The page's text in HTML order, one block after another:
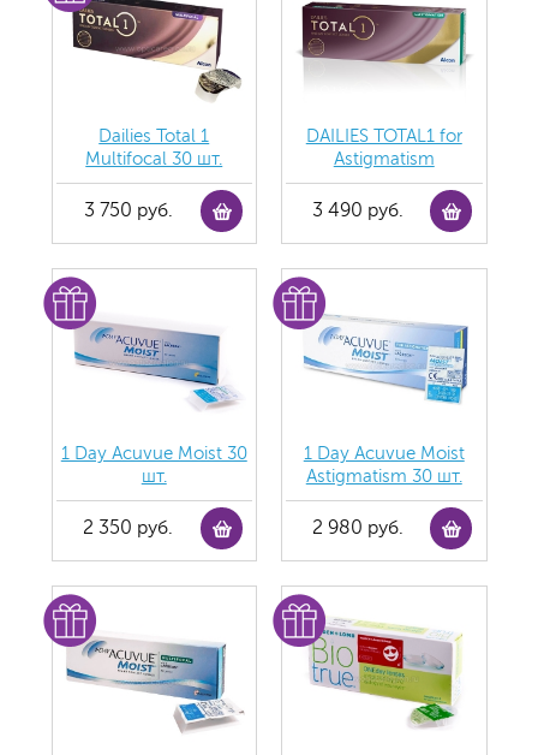
Dailies Total 1
Multifocal 30 шт.
3 750 руб.
DAILIES TOTAL1 for
Astigmatism
3 490 руб.
1 Day Acuvue Moist 30
шт.
2 350 руб.
1 Day Acuvue Moist
Аstigmatism 30 шт.
2 980 руб.